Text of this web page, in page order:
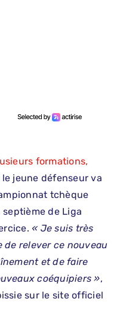
formations,
le jeune défenseur va
tchèque
septième de Liga
« Je suis très
de relever ce nouveau
et de faire
coéquipiers »,
sur le site officiel